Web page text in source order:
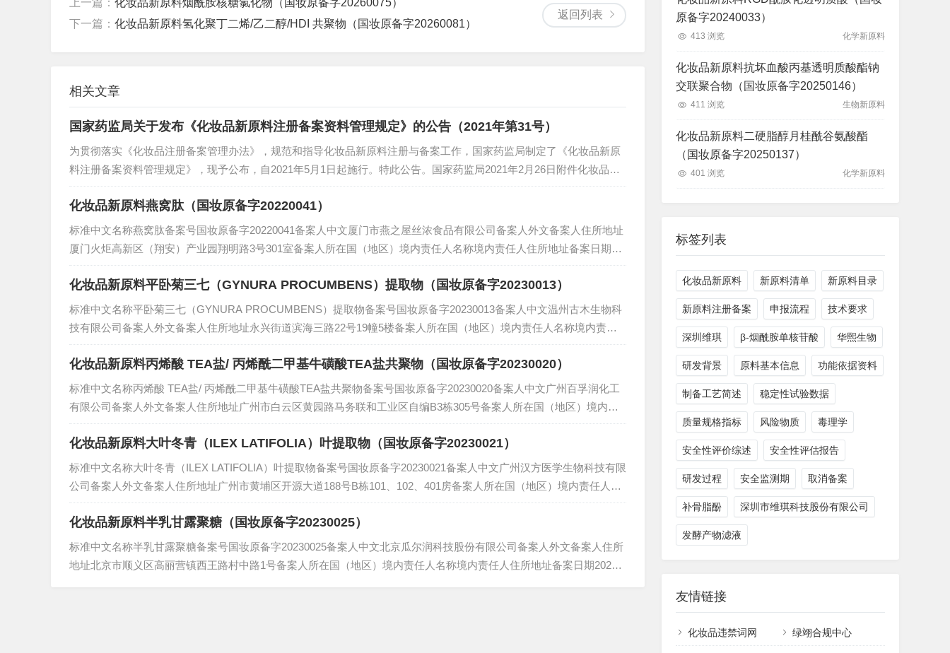
返回列表
上一篇： 化妆品新原料烟酰胺核糖氯化物（国妆原备字20260075）
下一篇： 化妆品新原料氢化聚丁二烯/乙二醇/HDI 共聚物（国妆原备字20260081）
相关文章
国家药监局关于发布《化妆品新原料注册备案资料管理规定》的公告（2021年第31号）
为贯彻落实《化妆品注册备案管理办法》，规范和指导化妆品新原料注册与备案工作，国家药监局制定了《化妆品新原
料注册备案资料管理规定》，现予公布，自2021年5月1日起施行。特此公告。国家药监局2021年2月26日附件化妆品新
原料注册备案资料管理规定第一条 为规范化妆品新原料注册和备案管理工作...
化妆品新原料燕窝肽（国妆原备字20220041）
标准中文名称燕窝肽备案号国妆原备字20220041备案人中文厦门市燕之屋丝浓食品有限公司备案人外文备案人住所地址
厦门火炬高新区（翔安）产业园翔明路3号301室备案人所在国（地区）境内责任人名称境内责任人住所地址备案日期20
22-12-08状态安全监测期技术要求查看备案后监督检查情况历史记录备注...
化妆品新原料平卧菊三七（GYNURA PROCUMBENS）提取物（国妆原备字20230013）
标准中文名称平卧菊三七（GYNURA PROCUMBENS）提取物备案号国妆原备字20230013备案人中文温州古木生物科
技有限公司备案人外文备案人住所地址永兴街道滨海三路22号19幢5楼备案人所在国（地区）境内责任人名称境内责任
人住所地址备案日期2023-05-05状态安全监测期技术要求查看备案后...
化妆品新原料丙烯酸 TEA盐/ 丙烯酰二甲基牛磺酸TEA盐共聚物（国妆原备字20230020）
标准中文名称丙烯酸 TEA盐/ 丙烯酰二甲基牛磺酸TEA盐共聚物备案号国妆原备字20230020备案人中文广州百孚润化工
有限公司备案人外文备案人住所地址广州市白云区黄园路马务联和工业区自编B3栋305号备案人所在国（地区）境内责
任人名称境内责任人住所地址备案日期2023-05-22状态安全监测期技术...
化妆品新原料大叶冬青（ILEX LATIFOLIA）叶提取物（国妆原备字20230021）
标准中文名称大叶冬青（ILEX LATIFOLIA）叶提取物备案号国妆原备字20230021备案人中文广州汉方医学生物科技有限
公司备案人外文备案人住所地址广州市黄埔区开源大道188号B栋101、102、401房备案人所在国（地区）境内责任人名
称境内责任人住所地址备案日期2023-05-30状态安全监...
化妆品新原料半乳甘露聚糖（国妆原备字20230025）
标准中文名称半乳甘露聚糖备案号国妆原备字20230025备案人中文北京瓜尔润科技股份有限公司备案人外文备案人住所
地址北京市顺义区高丽营镇西王路村中路1号备案人所在国（地区）境内责任人名称境内责任人住所地址备案日期2023-0
原备字20240033）
413 浏览 化学新原料
化妆品新原料抗坏血酸丙基透明质酸酯钠
交联聚合物（国妆原备字20250146）
411 浏览 生物新原料
化妆品新原料二硬脂醇月桂酰谷氨酸酯
（国妆原备字20250137）
401 浏览 化学新原料
标签列表
化妆品新原料 新原料清单 新原料目录
新原料注册备案 申报流程 技术要求
深圳维琪 β-烟酰胺单核苷酸 华熙生物
研发背景 原料基本信息 功能依据资料
制备工艺简述 稳定性试验数据
质量规格指标 风险物质 毒理学
安全性评价综述 安全性评估报告
研发过程 安全监测期 取消备案
补骨脂酚 深圳市维琪科技股份有限公司
发酵产物滤液
友情链接
化妆品违禁词网 绿翊合规中心